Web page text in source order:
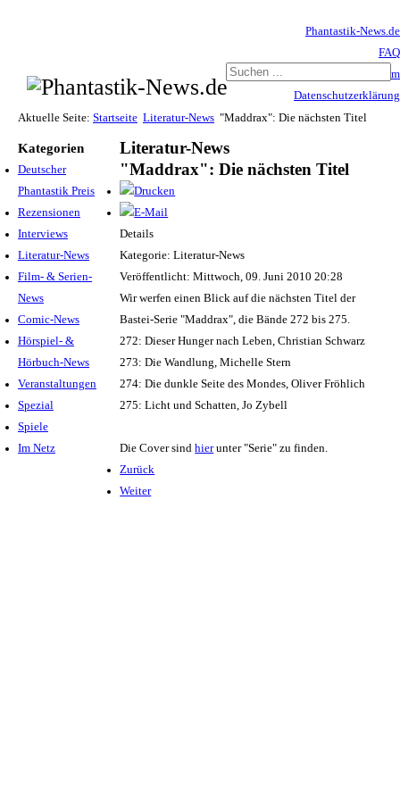
Phantastik-News.de
FAQ
Impressum
Datenschutzerklärung
Haftungsausschluss
Aktuelle Seite: Startseite Literatur-News "Maddrax": Die nächsten Titel
Kategorien
Deutscher
Phantastik Preis
Rezensionen
Interviews
Literatur-News
Film- & Serien-
News
Comic-News
Hörspiel- &
Hörbuch-News
Veranstaltungen
Spezial
Spiele
Im Netz
Literatur-News
"Maddrax": Die nächsten Titel
Details
Kategorie: Literatur-News
Veröffentlicht: Mittwoch, 09. Juni 2010 20:28
Wir werfen einen Blick auf die nächsten Titel der
Bastei-Serie "Maddrax", die Bände 272 bis 275.
272: Dieser Hunger nach Leben, Christian Schwarz
273: Die Wandlung, Michelle Stern
274: Die dunkle Seite des Mondes, Oliver Fröhlich
275: Licht und Schatten, Jo Zybell
Die Cover sindhierunter "Serie" zu finden.
Zurück
Weiter